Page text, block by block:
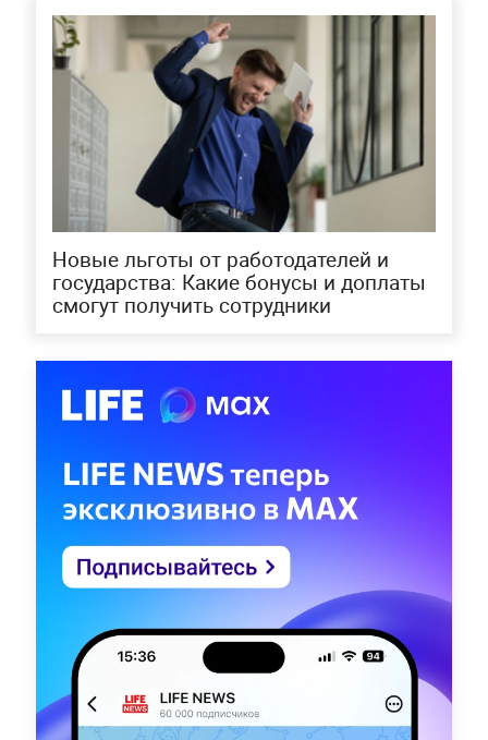
Новые льготы от работодателей и
государства: Какие бонусы и доплаты
смогут получить сотрудники